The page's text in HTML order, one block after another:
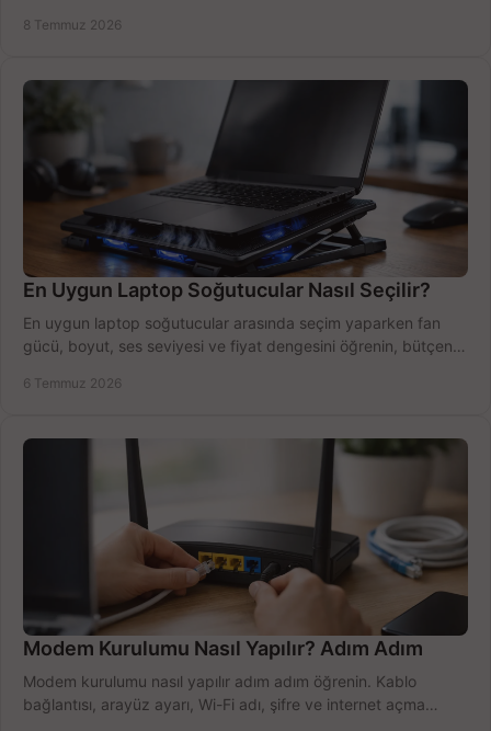
8 Temmuz 2026
En Uygun Laptop Soğutucular Nasıl Seçilir?
En uygun laptop soğutucular arasında seçim yaparken fan
gücü, boyut, ses seviyesi ve fiyat dengesini öğrenin, bütçenizi
6 Temmuz 2026
Modem Kurulumu Nasıl Yapılır? Adım Adım
Modem kurulumu nasıl yapılır adım adım öğrenin. Kablo
bağlantısı, arayüz ayarı, Wi-Fi adı, şifre ve internet açma